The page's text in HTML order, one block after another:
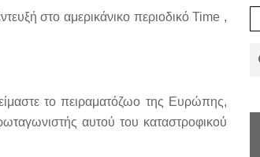
στο αμερικάνικο περιοδικό Time ,
το πειραματόζωο της Ευρώπης,
αυτού του καταστροφικού